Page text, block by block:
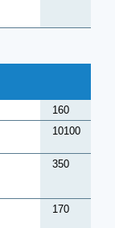
160
10100
350
170